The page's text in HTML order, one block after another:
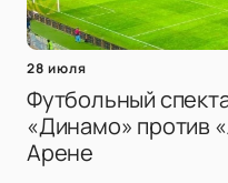
28 июля
Футбольный
«Динамо» против
Арене